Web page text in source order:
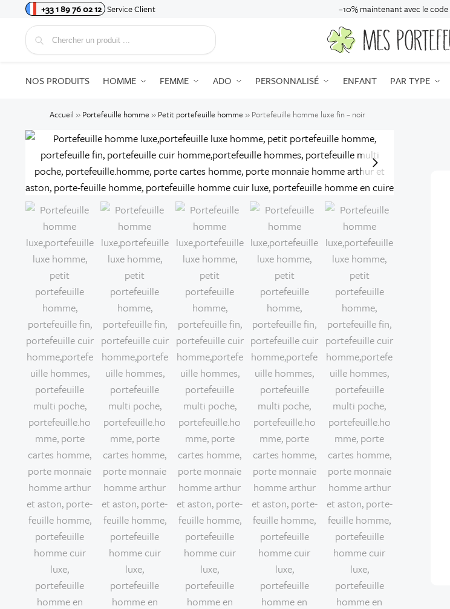
+33 1 89 76 02 12 Service Client –10% maintenant avec le code
Recherche
NOS PRODUITS HOMME FEMME ADO PERSONNALISÉ ENFANT PAR TYPE
Accueil » Portefeuille homme » Petit portefeuille homme » Portefeuille homme luxe fin – noir